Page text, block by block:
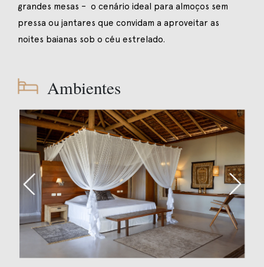
grandes mesas – o cenário ideal para almoços sem
pressa ou jantares que convidam a aproveitar as
noites baianas sob o céu estrelado.
Ambientes